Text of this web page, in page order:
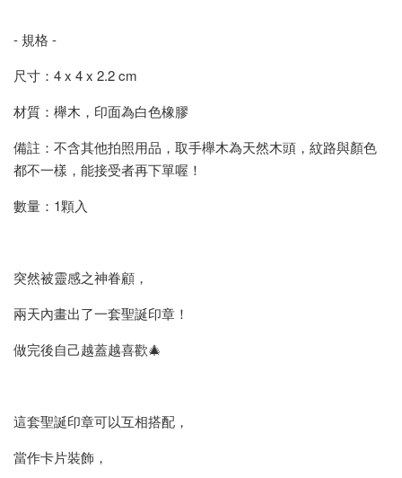
- 規格 -
尺寸：4 x 4 x 2.2 cm
材質：櫸木，印面為白色橡膠
備註：不含其他拍照用品，取手櫸木為天然木頭，紋路與顏色
都不一樣，能接受者再下單喔！
數量：1顆入
突然被靈感之神眷顧，
兩天內畫出了一套聖誕印章！
做完後自己越蓋越喜歡🎄
這套聖誕印章可以互相搭配，
當作卡片裝飾，